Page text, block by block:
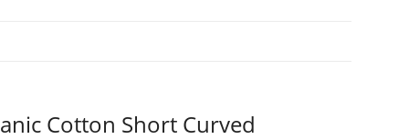
Cotton Short Curved